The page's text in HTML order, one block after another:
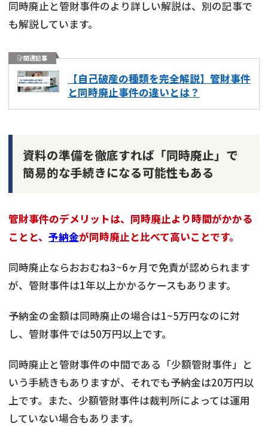
同時廃止と管財事件のより詳しい解説は、別の記事で
も解説しています。
関連記事
【自己破産の種類を完全解説】管財事件
と同時廃止事件の違いとは？
資料の準備を徹底すれば「同時廃止」で
簡易的な手続きになる可能性もある
管財事件のデメリットは、同時廃止より時間がかかる
ことと、 予納金が同時廃止と比べて高いことです。
同時廃止ならおおむね3~6ヶ月で免責が認められます
が、管財事件は1年以上かかるケースもあります。
予納金の金額は同時廃止の場合は1~5万円なのに対
し、管財事件では50万円以上です。
同時廃止と管財事件の中間である「少額管財事件」と
いう手続きもありますが、それでも予納金は20万円以
上です。また、少額管財事件は裁判所によっては運用
していない場合もあります。